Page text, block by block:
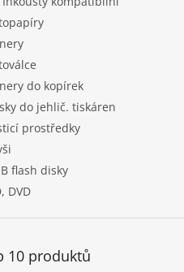
do kopírek
do jehlič. tiskáren
prostředky
flash disky
DVD
10 produktů